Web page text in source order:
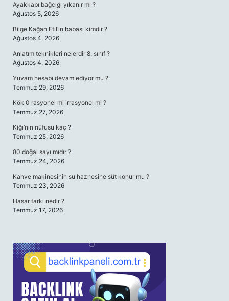
Ayakkabı bağcığı yıkanır mı ?
Ağustos 5, 2026
Bilge Kağan Etil’in babası kimdir ?
Ağustos 4, 2026
Anlatım teknikleri nelerdir 8. sınıf ?
Ağustos 4, 2026
Yuvam hesabı devam ediyor mu ?
Temmuz 29, 2026
Kök 0 rasyonel mi irrasyonel mi ?
Temmuz 27, 2026
Kiğı’nın nüfusu kaç ?
Temmuz 25, 2026
80 doğal sayı mıdır ?
Temmuz 24, 2026
Kahve makinesinin su haznesine süt konur mu ?
Temmuz 23, 2026
Hasar farkı nedir ?
Temmuz 17, 2026